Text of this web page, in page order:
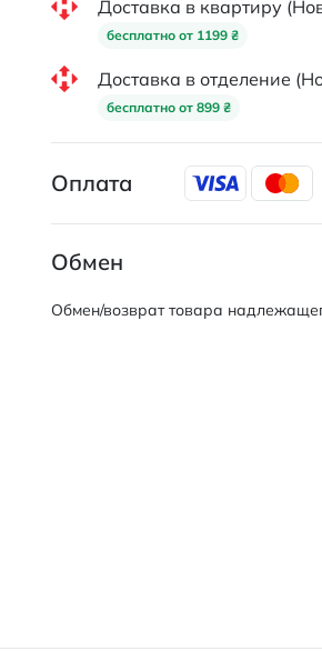
Доставка в квартиру
бесплатно от 1199 ₴
Доставка в отделение
бесплатно от 899 ₴
Оплата
Обмен
Обмен/возврат товара